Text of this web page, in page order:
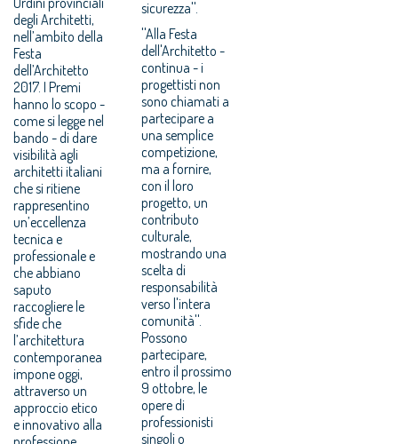
degli Architetti,
nell’ambito della
Festa
dell’Architetto
2017. I Premi
hanno lo scopo -
come si legge nel
bando - di dare
visibilità agli
architetti italiani
che si ritiene
rappresentino
un’eccellenza
tecnica e
professionale e
che abbiano
saputo
raccogliere le
sfide che
l’architettura
contemporanea
impone oggi,
attraverso un
approccio etico
e innovativo alla
sicurezza''.
''Alla Festa
dell'Architetto -
continua - i
progettisti non
sono chiamati a
partecipare a
una semplice
competizione,
ma a fornire,
con il loro
progetto, un
contributo
culturale,
mostrando una
scelta di
responsabilità
verso l'intera
comunità''.
Possono
partecipare,
entro il prossimo
9 ottobre, le
opere di
professionisti
singoli o